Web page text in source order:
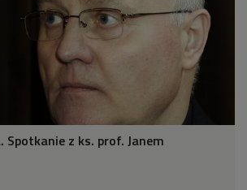
z ks. prof. Janem